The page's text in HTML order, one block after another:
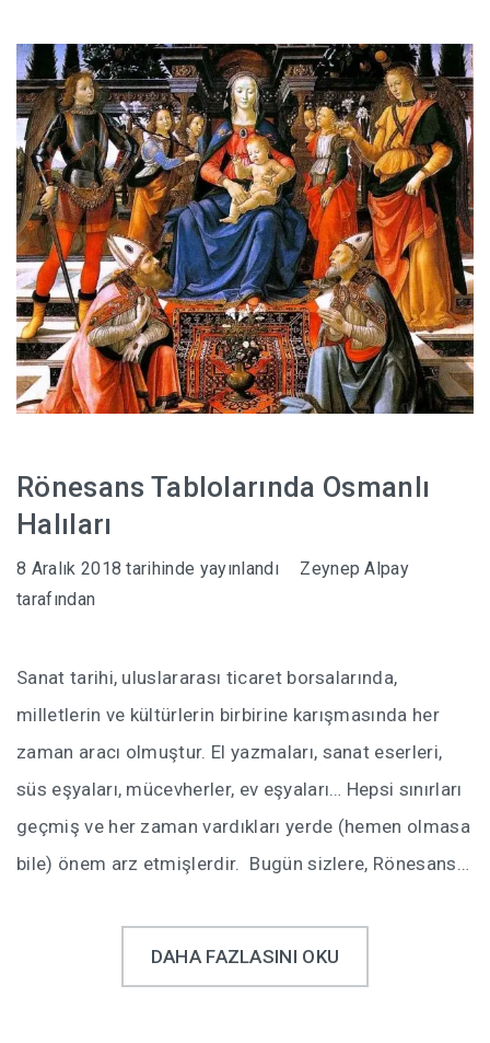
Rönesans Tablolarında Osmanlı
Halıları
8 Aralık 2018 tarihinde yayınlandı
Zeynep Alpay
tarafından
Sanat tarihi, uluslararası ticaret borsalarında,
milletlerin ve kültürlerin birbirine karışmasında her
zaman aracı olmuştur. El yazmaları, sanat eserleri,
süs eşyaları, mücevherler, ev eşyaları… Hepsi sınırları
geçmiş ve her zaman vardıkları yerde (hemen olmasa
bile) önem arz etmişlerdir. Bugün sizlere, Rönesans…
DAHA FAZLASINI OKU